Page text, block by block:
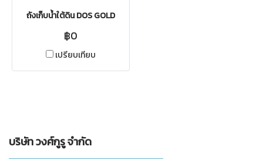
ถังเก็บน้ำใต้ดิน DOS GOLD
฿0
เปรียบเทียบ
บริษัท วงศ์กูรู จำกัด